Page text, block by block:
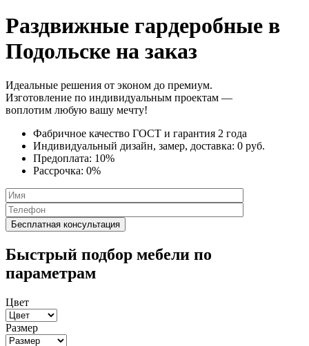
Раздвижные гардеробные в
Подольске на заказ
Идеальные решения от эконом до премиум.
Изготовление по индивидуальным проектам —
воплотим любую вашу мечту!
Фабричное качество ГОСТ и гарантия 2 года
Индивидуальный дизайн, замер, доставка: 0 руб.
Предоплата: 10%
Рассрочка: 0%
Быстрый подбор мебели по
параметрам
Цвет
Размер